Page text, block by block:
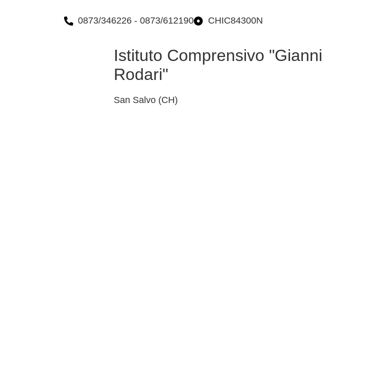
0873/346226 - 0873/612190 CHIC84300N
Istituto Comprensivo "Gianni
Rodari"
San Salvo (CH)